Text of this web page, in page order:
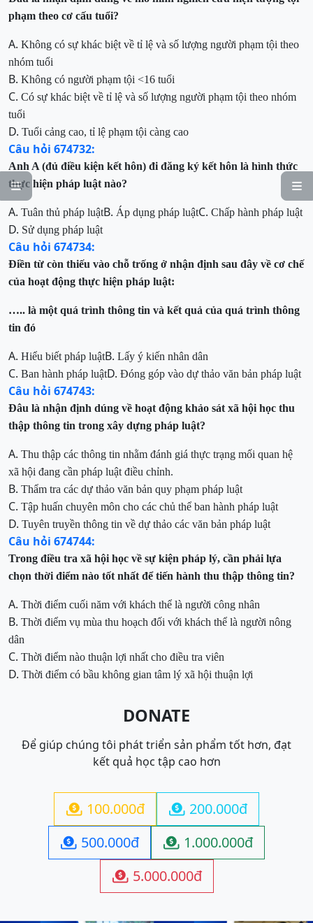


phạm theo cơ cấu tuổi?
A. Không có sự khác biệt về tỉ lệ và số lượng người phạm tội theo
nhóm tuổi
B. Không có người phạm tội <16 tuổi
C. Có sự khác biệt về tỉ lệ và số lượng người phạm tội theo nhóm
tuổi
D. Tuổi cảng cao, tỉ lệ phạm tội càng cao
Câu hỏi 674732:
Anh A (đủ điều kiện kết hôn) đi đăng ký kết hôn là hình thức
thực hiện pháp luật nào?
A. Tuân thủ pháp luậtB. Áp dụng pháp luậtC. Chấp hành pháp luật
D. Sử dụng pháp luật
Câu hỏi 674734:
Điền từ còn thiếu vào chỗ trống ở nhận định sau đây về cơ chế
của hoạt động thực hiện pháp luật:
….. là một quá trình thông tin và kết quả của quá trình thông
tin đó
A. Hiểu biết pháp luậtB. Lấy ý kiến nhân dân
C. Ban hành pháp luậtD. Đóng góp vào dự thảo văn bản pháp luật
Câu hỏi 674743:
Đâu là nhận định dúng về hoạt động khảo sát xã hội học thu
thập thông tin trong xây dựng pháp luật?
A. Thu thập các thông tin nhằm đánh giá thực trạng mối quan hệ
xã hội đang cần pháp luật điều chỉnh.
B. Thẩm tra các dự thảo văn bản quy phạm pháp luật
C. Tập huấn chuyên môn cho các chủ thể ban hành pháp luật
D. Tuyên truyền thông tin về dự thảo các văn bản pháp luật
Câu hỏi 674744:
Trong điều tra xã hội học về sự kiện pháp lý, cần phải lựa
chọn thời điểm nào tốt nhất để tiến hành thu thập thông tin?
A. Thời điểm cuối năm với khách thể là người công nhân
B. Thời điểm vụ mùa thu hoạch đối với khách thể là người nông
dân
C. Thời điểm nào thuận lợi nhất cho điều tra viên
D. Thời điểm có bầu không gian tâm lý xã hội thuận lợi
DONATE
Để giúp chúng tôi phát triển sản phẩm tốt hơn, đạt
kết quả học tập cao hơn
 100.000đ  200.000đ
 500.000đ  1.000.000đ
 5.000.000đ